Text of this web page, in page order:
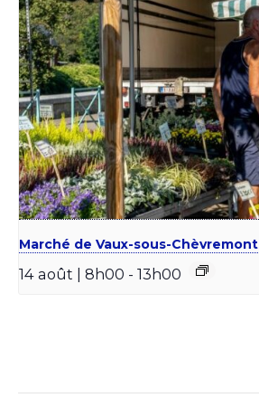
Marché de Vaux-sous-Chèvremont
14 août | 8h00 - 13h00